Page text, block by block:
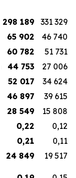
298 189
331 329
65 902
46 740
60 782
51 731
44 753
27 006
52 017
34 624
46 897
39 615
28 549
15 808
0,22
0,12
0,21
0,11
24 849
19 517